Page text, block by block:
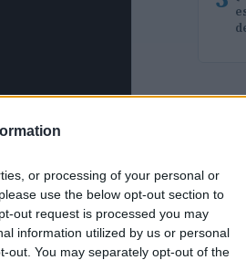
or processing of your personal or
use the below opt-out section to
out request is processed you may
information utilized by us or personal
out. You may separately opt-out of the